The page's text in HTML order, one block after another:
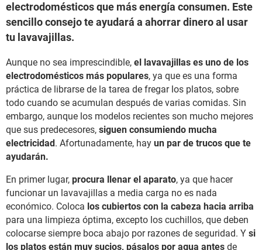
electrodomésticos que más energía consumen. Este
sencillo consejo te ayudará a ahorrar dinero al usar
tu lavavajillas.
Aunque no sea imprescindible, el lavavajillas es uno de los
electrodomésticos más populares, ya que es una forma
práctica de librarse de la tarea de fregar los platos, sobre
todo cuando se acumulan después de varias comidas. Sin
embargo, aunque los modelos recientes son mucho mejores
que sus predecesores, siguen consumiendo mucha
electricidad. Afortunadamente, hay un par de trucos que te
ayudarán.
En primer lugar, procura llenar el aparato, ya que hacer
funcionar un lavavajillas a media carga no es nada
económico. Coloca los cubiertos con la cabeza hacia arriba
para una limpieza óptima, excepto los cuchillos, que deben
colocarse siempre boca abajo por razones de seguridad. Y si
los platos están muy sucios, pásalos por agua antes de